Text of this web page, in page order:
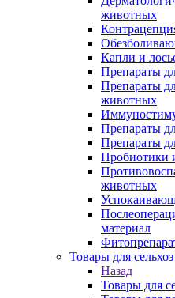
животных
Капли и
Препараты
Препараты
животных
Препараты
Препараты
Пробиотики
животных
материал
Товары для
Назад
Товары для